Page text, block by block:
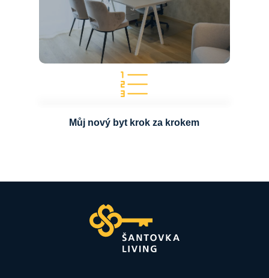
Můj nový byt krok za krokem